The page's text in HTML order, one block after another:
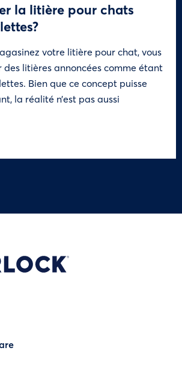
la litière pour chats
votre litière pour chat, vous
des litières annoncées comme étant
Bien que ce concept puisse
la réalité n’est pas aussi